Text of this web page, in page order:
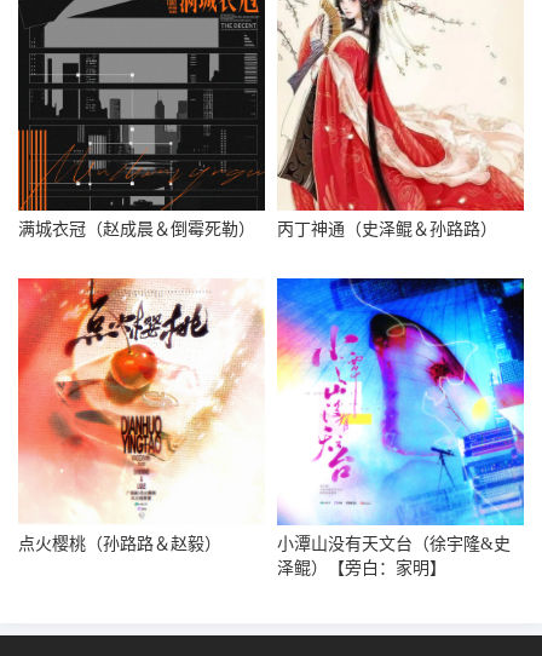
满城衣冠（赵成晨＆倒霉死勒） 丙丁神通（史泽鲲＆孙路路）
点火樱桃（孙路路＆赵毅）
小潭山没有天文台（徐宇隆&史
泽鲲）【旁白：家明】